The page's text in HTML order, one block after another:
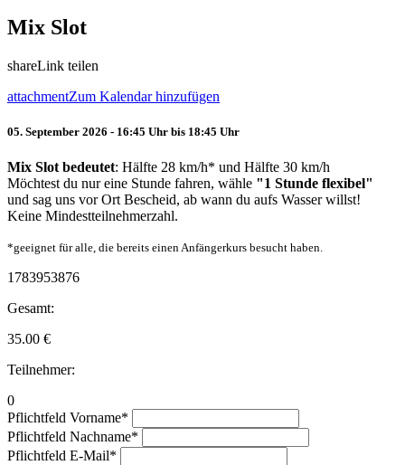
Mix Slot
shareLink teilen
attachmentZum Kalendar hinzufügen
05. September 2026 - 16:45 Uhr bis 18:45 Uhr
Mix Slot bedeutet: Hälfte 28 km/h* und Hälfte 30 km/h
Möchtest du nur eine Stunde fahren, wähle "1 Stunde flexibel"
und sag uns vor Ort Bescheid, ab wann du aufs Wasser willst!
Keine Mindestteilnehmerzahl.
*geeignet für alle, die bereits einen Anfängerkurs besucht haben.
1783953876
Gesamt:
35.00 €
Teilnehmer:
0
Pflichtfeld Vorname*
Pflichtfeld Nachname*
Pflichtfeld E-Mail*